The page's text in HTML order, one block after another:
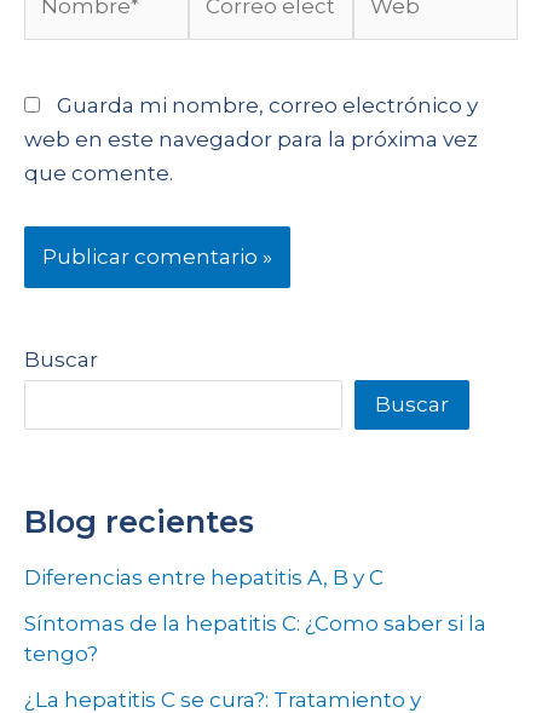
Guarda mi nombre, correo electrónico y
web en este navegador para la próxima vez
que comente.
Buscar
Buscar
Blog recientes
Diferencias entre hepatitis A, B y C
Síntomas de la hepatitis C: ¿Como saber si la
tengo?
¿La hepatitis C se cura?: Tratamiento y